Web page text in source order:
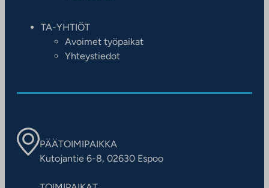
TA-YHTIÖT
Avoimet työpaikat
Yhteystiedot
PÄÄTOIMIPAIKKA
Kutojantie 6-8, 02630 Espoo